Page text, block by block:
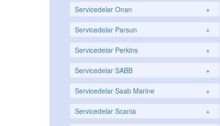
Servicedelar Onan +
Servicedelar Parsun +
Servicedelar Perkins +
Servicedelar SABB +
Servicedelar Saab Marine +
Servicedelar Scania +